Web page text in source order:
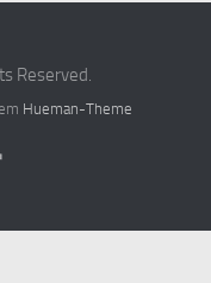
Reserved.
Hueman-Theme